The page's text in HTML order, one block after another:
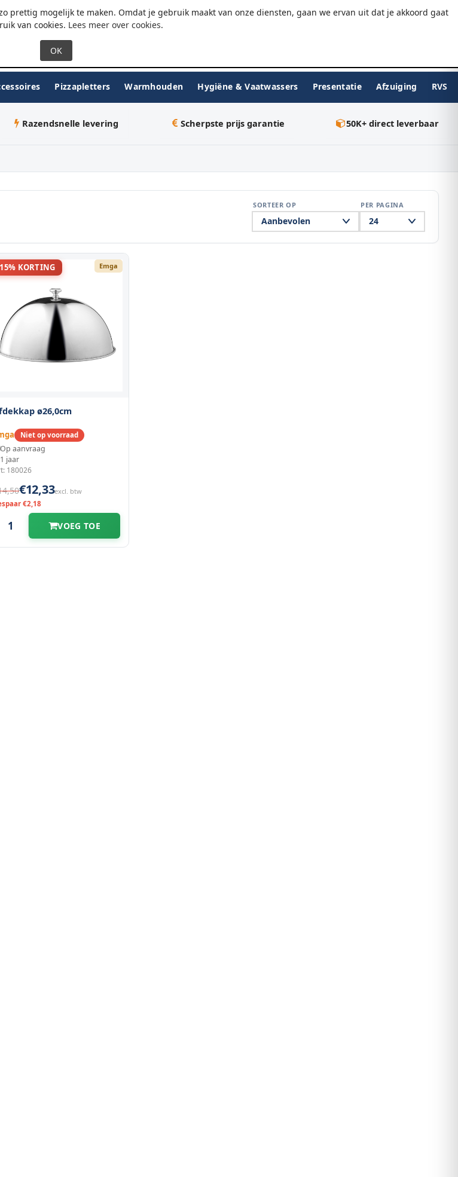
prettig mogelijk te maken. Omdat je gebruik maakt van onze diensten, gaan we ervan uit dat je akkoord gaat
van cookies. Lees meer over cookies.
WhatsApp ★★★★★9.7/10WebwinkelKeur Gratis verzending v.a. €75
Pizzapletters Warmhouden Hygiëne & Vaatwassers Presentatie Afzuiging RVS
Razendsnelle levering Scherpste prijs garantie 50K+ direct leverbaar
SORTEER OP PER PAGINA
KORTING Emga
ø26,0cm
Niet op voorraad
Op aanvraag
1 jaar
180026
€12,33excl. btw
€2,18
VOEG TOE